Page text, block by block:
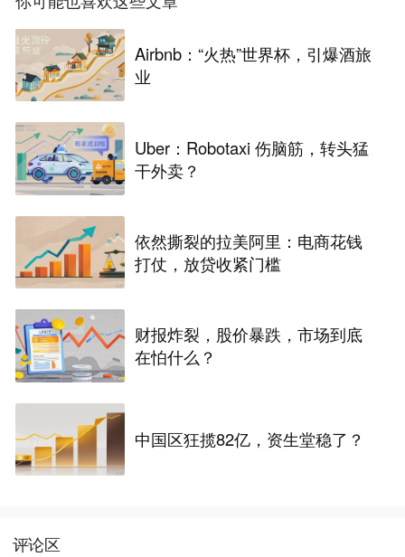
Airbnb：“火热”世界杯，引爆酒旅
业
Uber：Robotaxi 伤脑筋，转头猛
干外卖？
依然撕裂的拉美阿里：电商花钱
打仗，放贷收紧门槛
财报炸裂，股价暴跌，市场到底
在怕什么？
中国区狂揽82亿，资生堂稳了？
评论区